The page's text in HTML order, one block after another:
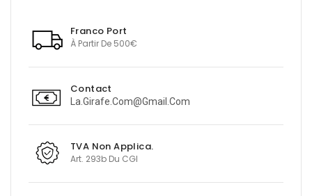
Franco Port
À Partir De 500€
Contact
La.girafe.com@gmail.com
TVA Non Applica.
Art. 293b Du CGI